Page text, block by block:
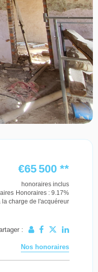
€65 500 **
honoraires inclus
Honoraires : 9.17%
la charge de l'acquéreur
:
Nos honoraires